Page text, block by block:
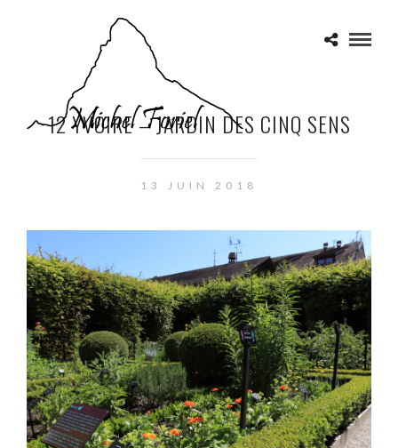
12 YVOIRE – JARDIN DES CINQ SENS
13 JUIN 2018